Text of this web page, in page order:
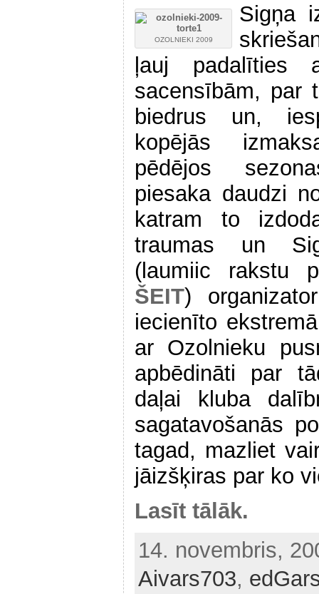
OZOLNIEKI 2009
Sigņa
ļauj padalīties
sacensībām, par
biedrus un,
kopējās
pēdējos
piesaka daudzi
katram to
traumas un
(laumiic rakstu
ŠEIT)
iecienīto
ar Ozolnieku
apbēdināti par
daļai kluba
sagatavošanās
tagad, mazliet
jāizšķiras par ko
Lasīt tālāk.
14. novembris,
Aivars703,